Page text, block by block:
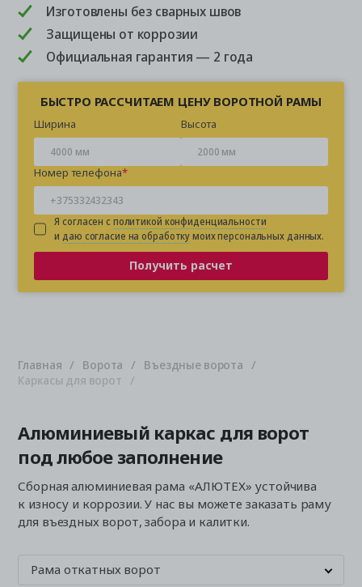
Изготовлены без сварных швов
Защищены от коррозии
Официальная гарантия — 2 года
БЫСТРО РАССЧИТАЕМ ЦЕНУ ВОРОТНОЙ РАМЫ
Ширина Высота
Номер телефона
Я согласен сполитикой конфиденциальности
идаю согласие на обработкумоих персональных данных.
Получить расчет
Главная Ворота
Въездные ворота
Каркасы для ворот
Алюминиевый каркас для ворот
под любое заполнение
Сборная алюминиевая рама «АЛЮТЕХ» устойчива
к износу и коррозии. У нас вы можете заказать раму
для въездных ворот, забора и калитки.
Рама откатных ворот